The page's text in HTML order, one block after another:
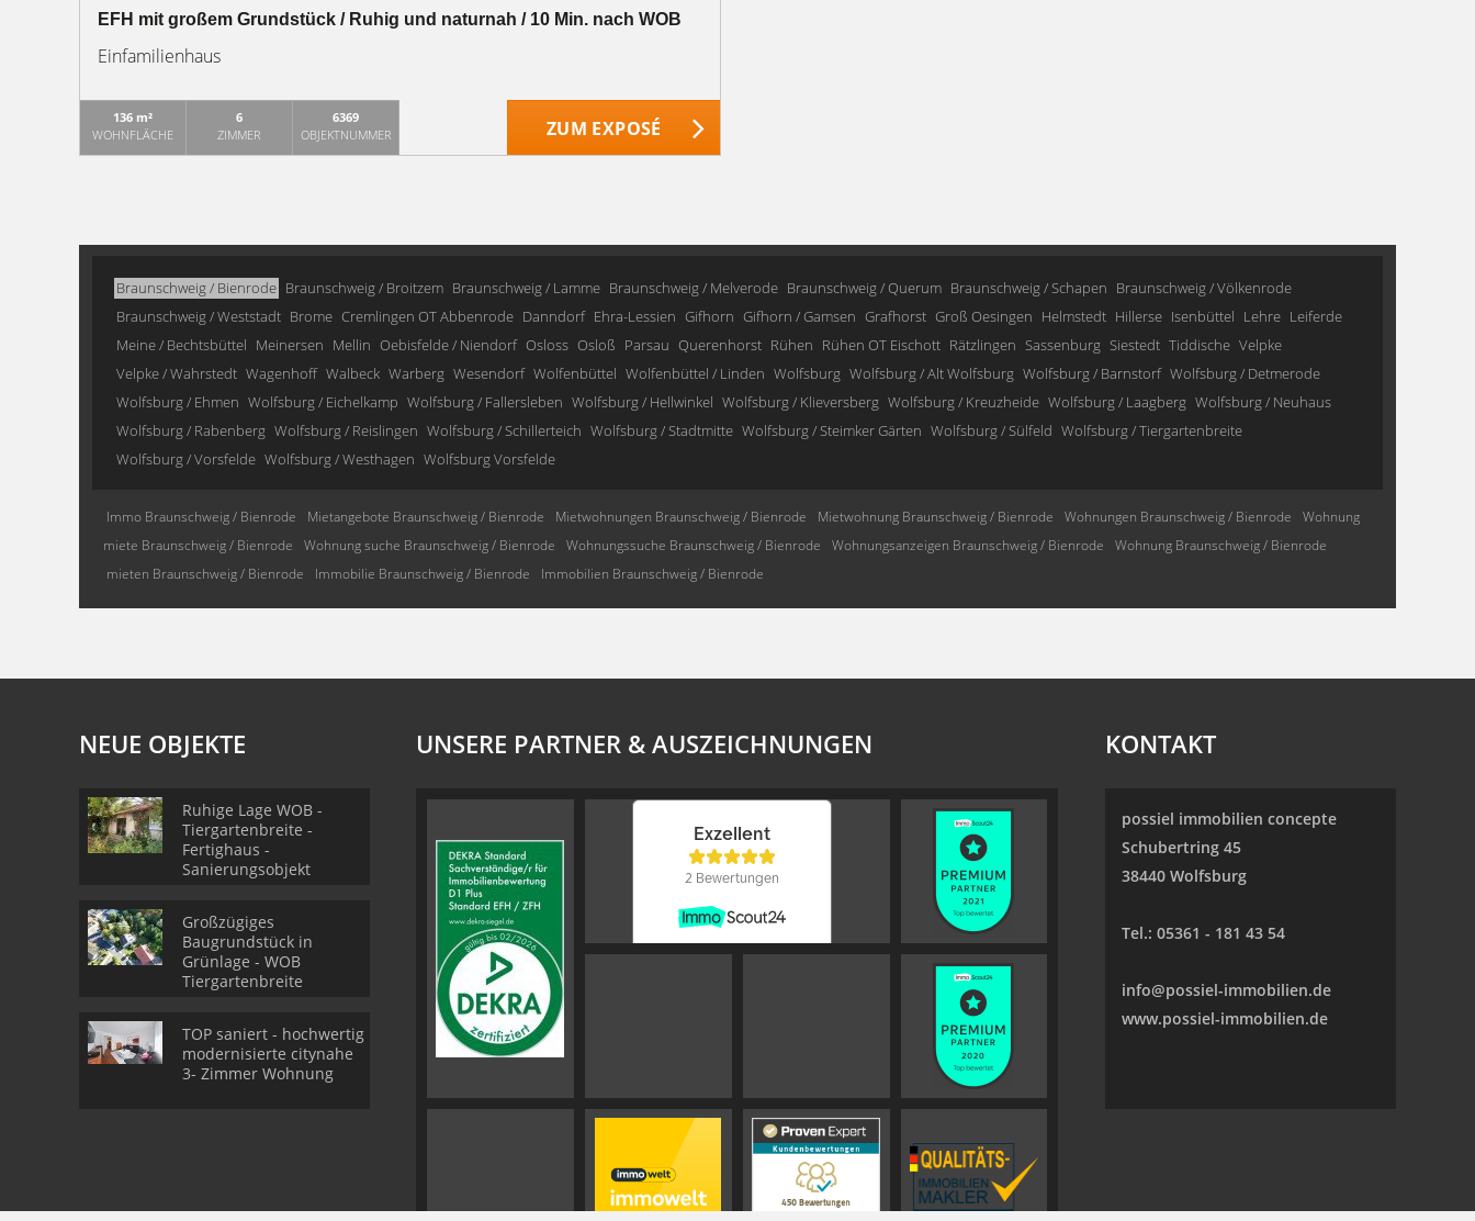
EFH mit großem Grundstück / Ruhig und naturnah / 10 Min. nach WOB
Einfamilienhaus
136 m²
WOHNFLÄCHE
6
ZIMMER
6369
OBJEKTNUMMER
ZUM EXPOSÉ
Braunschweig / Bienrode Braunschweig / Broitzem Braunschweig / Lamme Braunschweig / Melverode Braunschweig / Querum Braunschweig / Schapen Braunschweig / Völkenrode
Braunschweig / Weststadt Brome Cremlingen OT Abbenrode Danndorf Ehra-Lessien Gifhorn Gifhorn / Gamsen Grafhorst Groß Oesingen Helmstedt Hillerse Isenbüttel Lehre Leiferde
Meine / Bechtsbüttel Meinersen Mellin Oebisfelde / Niendorf Osloss Osloß Parsau Querenhorst Rühen Rühen OT Eischott Rätzlingen Sassenburg Siestedt Tiddische Velpke
Velpke / Wahrstedt Wagenhoff Walbeck Warberg Wesendorf Wolfenbüttel Wolfenbüttel / Linden Wolfsburg Wolfsburg / Alt Wolfsburg Wolfsburg / Barnstorf Wolfsburg / Detmerode
Wolfsburg / Ehmen Wolfsburg / Eichelkamp Wolfsburg / Fallersleben Wolfsburg / Hellwinkel Wolfsburg / Klieversberg Wolfsburg / Kreuzheide Wolfsburg / Laagberg Wolfsburg / Neuhaus
Wolfsburg / Rabenberg Wolfsburg / Reislingen Wolfsburg / Schillerteich Wolfsburg / Stadtmitte Wolfsburg / Steimker Gärten Wolfsburg / Sülfeld Wolfsburg / Tiergartenbreite
Wolfsburg / Vorsfelde Wolfsburg / Westhagen Wolfsburg Vorsfelde
Immo Braunschweig / Bienrode Mietangebote Braunschweig / Bienrode Mietwohnungen Braunschweig / Bienrode Mietwohnung Braunschweig / Bienrode Wohnungen Braunschweig / Bienrode
Wohnung
miete Braunschweig / Bienrode
Wohnung suche Braunschweig / Bienrode Wohnungssuche Braunschweig / Bienrode Wohnungsanzeigen Braunschweig / Bienrode
Wohnung Braunschweig / Bienrode
mieten Braunschweig / Bienrode
Immobilie Braunschweig / Bienrode Immobilien Braunschweig / Bienrode
NEUE OBJEKTE
Ruhige Lage WOB -
Tiergartenbreite -
Fertighaus -
Sanierungsobjekt
Großzügiges
Baugrundstück in
Grünlage - WOB
Tiergartenbreite
TOP saniert - hochwertig
modernisierte citynahe
3- Zimmer Wohnung
UNSERE PARTNER & AUSZEICHNUNGEN KONTAKT
possiel immobilien concepte
Schubertring 45
38440 Wolfsburg
Tel.: 05361 - 181 43 54
info@possiel-immobilien.de
www.possiel-immobilien.de